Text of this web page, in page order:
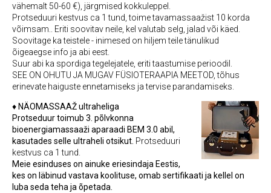
vähemalt 50-60 €), järgmised kokkuleppel.
Protseduuri kestvus ca 1 tund, toime tavamassaažist 10 korda
võimsam.. Eriti soovitav neile, kel valutab selg, jalad või käed.
Soovitage ka teistele - inimesed on hiljem teile tänulikud
õigeaegse info ja abi eest.
Suur abi ka spordiga tegelejatele, eriti taastumise perioodil.
SEE ON OHUTU JA MUGAV FÜSIOTERAAPIA MEETOD, tõhus
erinevate haiguste ennetamiseks ja tervise parandamiseks.
♦ NÄOMASSAAŽ ultraheliga
Protseduur toimub 3. põlvkonna
bioenergiamassaaži aparaadi BEM 3.0 abil,
kasutades selle ultraheli otsikut Protseduuri
kestvus ca 1 tund.
Meie esinduses on ainuke eriesindaja Eestis,
kes on läbinud vastava koolituse, omab sertifikaati ja kellel on
luba seda teha ja õpetada.